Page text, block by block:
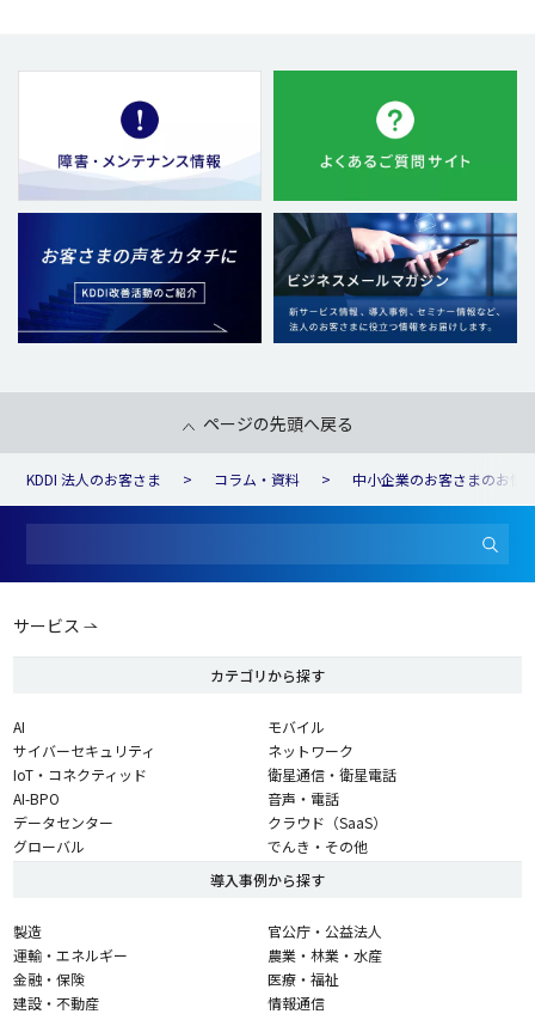
ページの先頭へ戻る
KDDI 法人のお客さま コラム・資料 中小企業のお客さまのお悩
サービス
カテゴリから探す
AI
サイバーセキュリティ
IoT・コネクティッド
AI-BPO
データセンター
グローバル
モバイル
ネットワーク
衛星通信・衛星電話
音声・電話
クラウド（SaaS）
でんき・その他
導入事例から探す
製造
運輸・エネルギー
金融・保険
建設・不動産
官公庁・公益法人
農業・林業・水産
医療・福祉
情報通信